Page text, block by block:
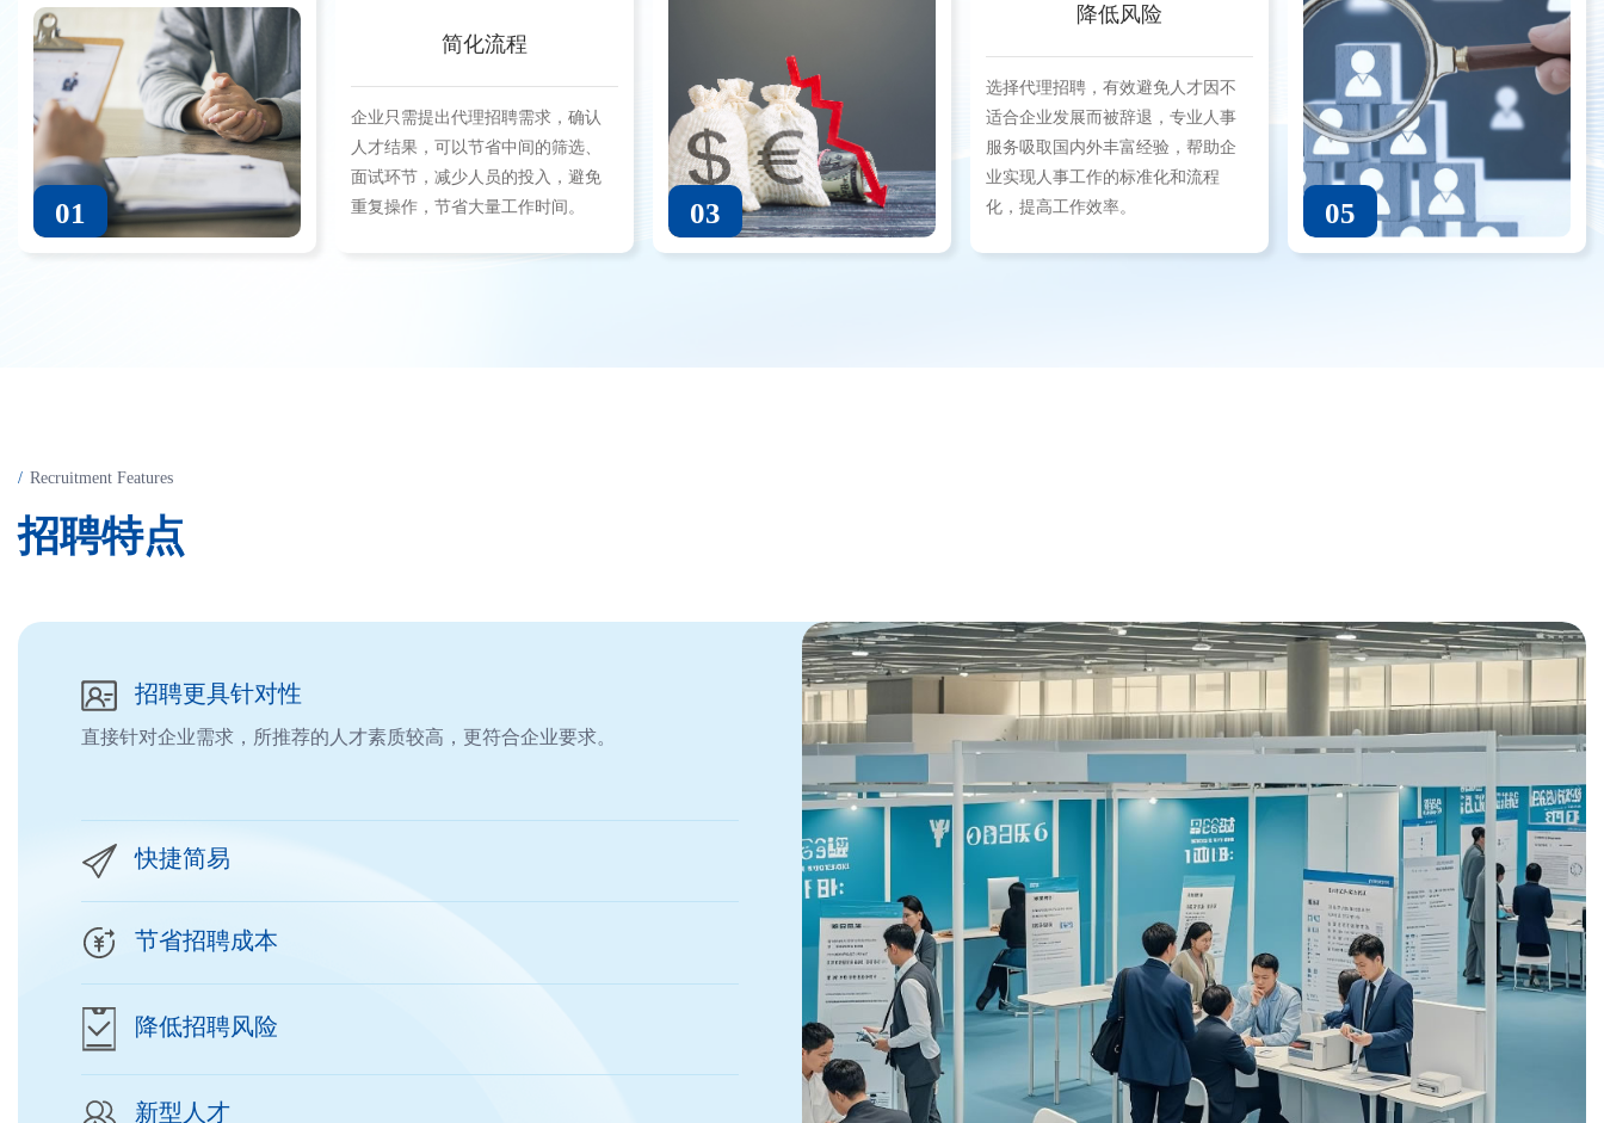
01
简化流程
企业只需提出代理招聘需求，确认
人才结果，可以节省中间的筛选、
面试环节，减少人员的投入，避免
重复操作，节省大量工作时间。
03
降低风险
选择代理招聘，有效避免人才因不
适合企业发展而被辞退，专业人事
服务吸取国内外丰富经验，帮助企
业实现人事工作的标准化和流程
化，提高工作效率。
05
Recruitment Features
招聘特点
招聘更具针对性
直接针对企业需求，所推荐的人才素质较高，更符合企业要求。
快捷简易
节省招聘成本
降低招聘风险
新型人才